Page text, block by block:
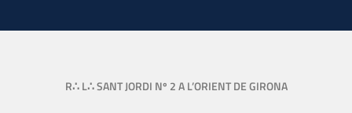
R∴ L∴ SANT JORDI Nº 2 A L’ORIENT DE GIRONA